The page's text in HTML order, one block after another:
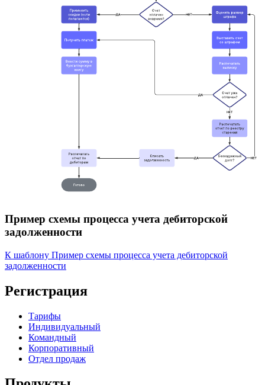
Пример схемы процесса учета дебиторской
задолженности
К шаблону Пример схемы процесса учета дебиторской
задолженности
Регистрация
Тарифы
Индивидуальный
Командный
Корпоративный
Отдел продаж